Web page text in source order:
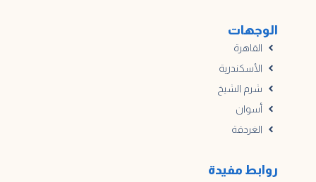
روابط مفيدة
الوجهات
القاهرة
الأسكندرية
شرم الشيخ
أسوان
الغردقة